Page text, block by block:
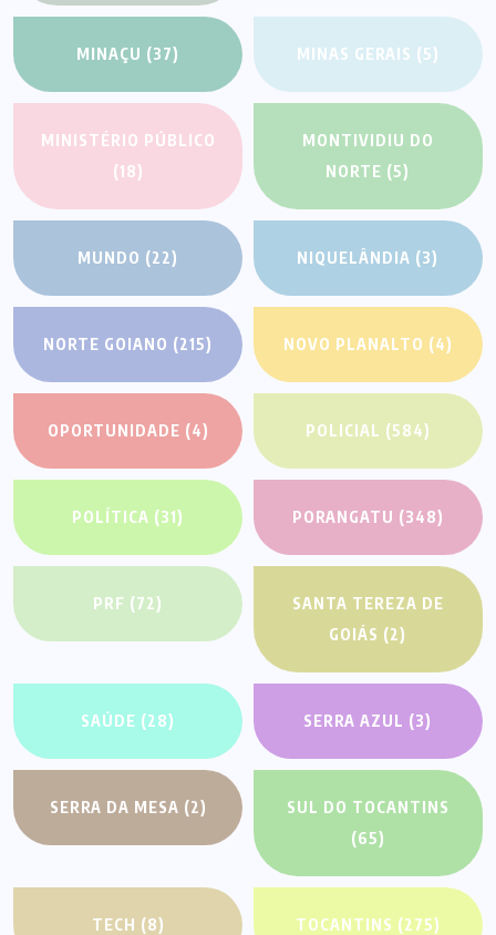
MINAÇU (37) MINAS GERAIS (5)
MINISTÉRIO PÚBLICO
(18)
MONTIVIDIU DO
NORTE (5)
MUNDO (22) NIQUELÂNDIA (3)
NORTE GOIANO (215) NOVO PLANALTO (4)
OPORTUNIDADE (4) POLICIAL (584)
POLÍTICA (31) PORANGATU (348)
PRF (72)
SANTA TEREZA DE
GOIÁS (2)
SAÚDE (28) SERRA AZUL (3)
SERRA DA MESA (2)
SUL DO TOCANTINS
(65)
TECH (8) TOCANTINS (275)